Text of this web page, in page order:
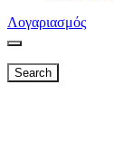
Λογαριασμός